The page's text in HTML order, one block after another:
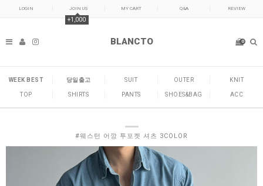
LOGIN JOIN US
+1,000
MY CART Q&A REVIEW
BLANCTO 0
WEEK BEST 당일출고 SUIT OUTER KNIT
TOP SHIRTS PANTS SHOES&BAG ACC
#웨스턴 어깡 투포켓 셔츠 3COLOR